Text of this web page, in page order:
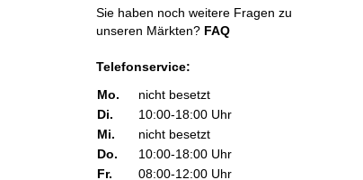
Sie haben noch weitere Fragen zu
unseren Märkten? FAQ
Telefonservice:
Mo.
nicht besetzt
Di.
10:00-18:00 Uhr
Mi.
nicht besetzt
Do.
10:00-18:00 Uhr
Fr.
08:00-12:00 Uhr